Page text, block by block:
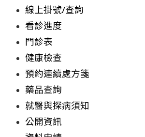
線上掛號/查詢
看診進度
門診表
健康檢查
預約連續處方箋
藥品查詢
就醫與探病須知
公開資訊